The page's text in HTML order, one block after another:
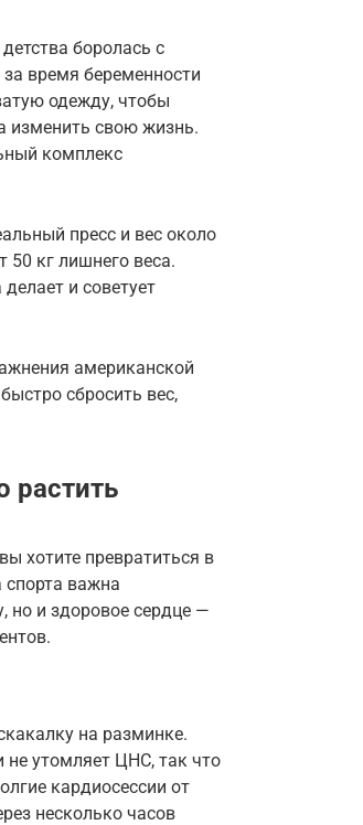
боролась с
время беременности
одежду, чтобы
изменить свою жизнь.
комплекс
пресс и вес около
50 кг лишнего веса.
и советует
американской
сбросить вес,
растить
хотите превратиться в
важна
но и здоровое сердце —
на разминке.
утомляет ЦНС, так что
кардиосессии от
несколько часов